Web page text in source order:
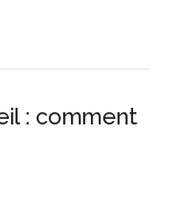
: comment